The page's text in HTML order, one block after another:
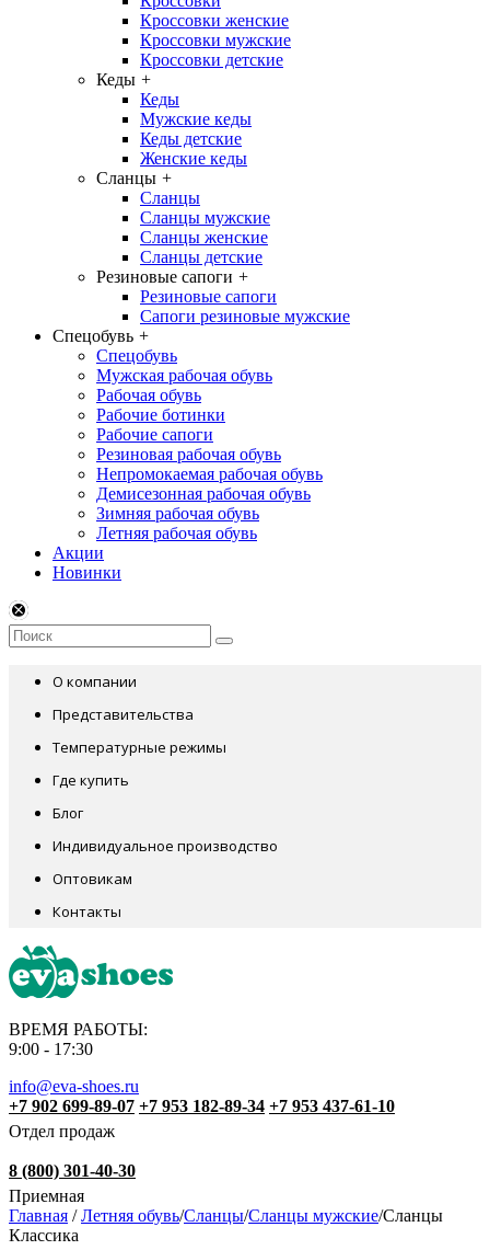
Кроссовки женские
Кроссовки мужские
Кроссовки детские
Кеды +
Кеды
Мужские кеды
Кеды детские
Женские кеды
Сланцы +
Сланцы
Сланцы мужские
Сланцы женские
Сланцы детские
Резиновые сапоги +
Резиновые сапоги
Сапоги резиновые мужские
Спецобувь +
Спецобувь
Мужская рабочая обувь
Рабочая обувь
Рабочие ботинки
Рабочие сапоги
Резиновая рабочая обувь
Непромокаемая рабочая обувь
Демисезонная рабочая обувь
Зимняя рабочая обувь
Летняя рабочая обувь
Акции
Новинки
О компании
Представительства
Температурные режимы
Где купить
Блог
Индивидуальное производство
Оптовикам
Контакты
ВРЕМЯ РАБОТЫ:
9:00 - 17:30
info@eva-shoes.ru
+7 902 699-89-07 +7 953 182-89-34 +7 953 437-61-10
Отдел продаж
8 (800) 301-40-30
Приемная
Главная / Летняя обувь/Сланцы/Сланцы мужские/Сланцы
Классика